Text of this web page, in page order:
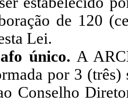
de 120
Lei.
único. A
por 3 (três)
Conselho